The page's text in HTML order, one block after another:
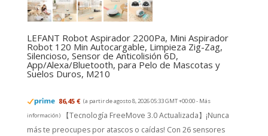
LEFANT Robot Aspirador 2200Pa, Mini Aspirador
Robot 120 Min Autocargable, Limpieza Zig-Zag,
Silencioso, Sensor de Anticolisión 6D,
App/Alexa/Bluetooth, para Pelo de Mascotas y
Suelos Duros, M210
86,45 € (a partir de agosto 8, 2026 05:33 GMT +00:00 - Más
información)
【Tecnología FreeMove 3.0 Actualizada】¡Nunca
más te preocupes por atascos o caídas! Con 26 sensores